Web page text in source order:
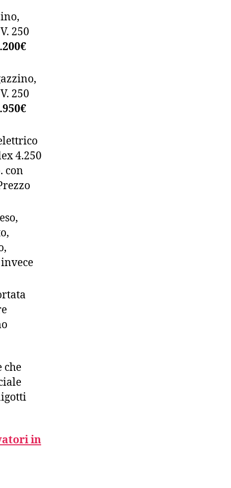
250
250
4.250
con
invece
che
in